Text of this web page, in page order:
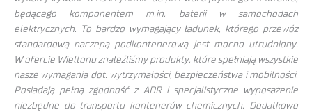
będącego komponentem m.in. baterii w samochodach
elektrycznych. To bardzo wymagający ładunek, którego przewóz
standardową naczepą podkontenerową jest mocno utrudniony.
W ofercie Wieltonu znaleźliśmy produkty, które spełniają wszystkie
nasze wymagania dot. wytrzymałości, bezpieczeństwa i mobilności.
Posiadają pełną zgodność z ADR i specjalistyczne wyposażenie
niezbędne do transportu kontenerów chemicznych. Dodatkowo